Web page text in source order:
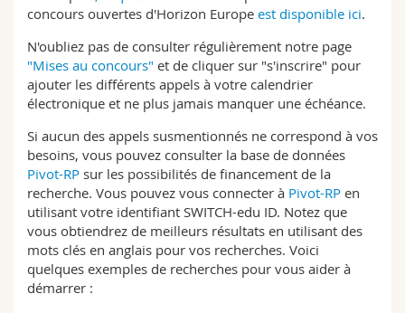
concours ouvertes d'Horizon Europe est disponible ici.
N'oubliez pas de consulter régulièrement notre page
"Mises au concours" et de cliquer sur "s'inscrire" pour
ajouter les différents appels à votre calendrier
électronique et ne plus jamais manquer une échéance.
Si aucun des appels susmentionnés ne correspond à vos
besoins, vous pouvez consulter la base de données
Pivot-RP sur les possibilités de financement de la
recherche. Vous pouvez vous connecter à Pivot-RP en
utilisant votre identifiant SWITCH-edu ID. Notez que
vous obtiendrez de meilleurs résultats en utilisant des
mots clés en anglais pour vos recherches. Voici
quelques exemples de recherches pour vous aider à
démarrer :